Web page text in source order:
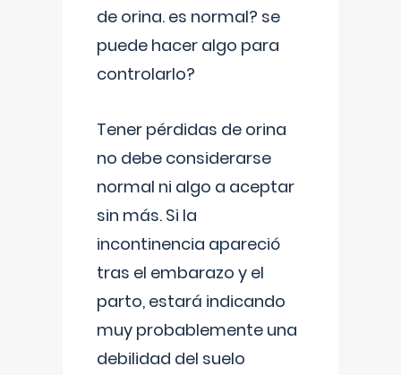
de orina. es normal? se
puede hacer algo para
controlarlo?
Tener pérdidas de orina
no debe considerarse
normal ni algo a aceptar
sin más. Si la
incontinencia apareció
tras el embarazo y el
parto, estará indicando
muy probablemente una
debilidad del suelo